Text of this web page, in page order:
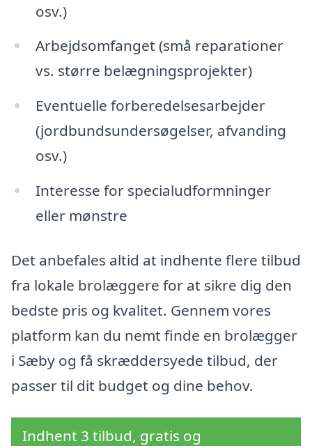
osv.)
Arbejdsomfanget (små reparationer
vs. større belægningsprojekter)
Eventuelle forberedelsesarbejder
(jordbundsundersøgelser, afvanding
osv.)
Interesse for specialudformninger
eller mønstre
Det anbefales altid at indhente flere tilbud
fra lokale brolæggere for at sikre dig den
bedste pris og kvalitet. Gennem vores
platform kan du nemt finde en brolægger
i Sæby og få skræddersyede tilbud, der
passer til dit budget og dine behov.
Indhent 3 tilbud, gratis og